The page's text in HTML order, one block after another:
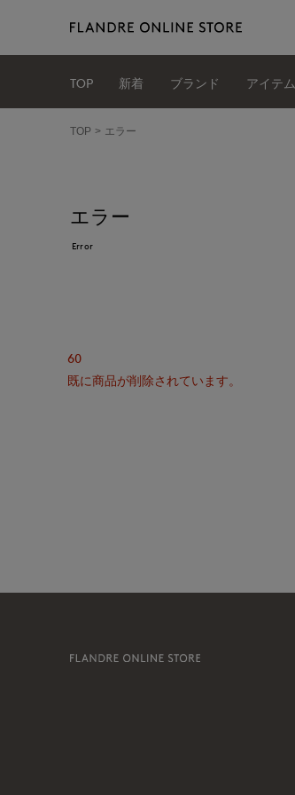
TOP 新着 ブランド アイテム
TOP エラー
エラー
Error
60
既に商品が削除されています。